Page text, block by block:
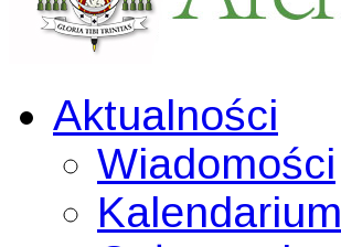
Aktualności
Wiadomości
Kalendarium